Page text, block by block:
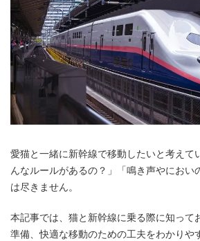
愛猫と一緒に新幹線で移動したいと考えて
んなルールがあるの？」「鳴き声やにおい
は尽きません。
本記事では、猫と新幹線に乗る際に知って
準備、快適な移動のための工夫をわかりや